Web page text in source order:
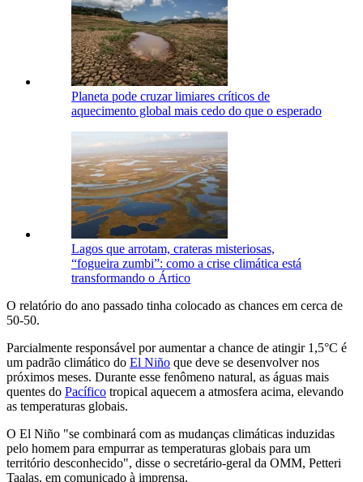
Planeta pode cruzar limiares críticos de
aquecimento global mais cedo do que o esperado
Lagos que arrotam, crateras misteriosas,
“fogueira zumbi”: como a crise climática está
transformando o Ártico
O relatório do ano passado tinha colocado as chances em cerca de
50-50.
Parcialmente responsável por aumentar a chance de atingir 1,5°C é
um padrão climático do El Niño que deve se desenvolver nos
próximos meses. Durante esse fenômeno natural, as águas mais
quentes do Pacífico tropical aquecem a atmosfera acima, elevando
as temperaturas globais.
O El Niño "se combinará com as mudanças climáticas induzidas
pelo homem para empurrar as temperaturas globais para um
território desconhecido", disse o secretário-geral da OMM, Petteri
Taalas, em comunicado à imprensa.